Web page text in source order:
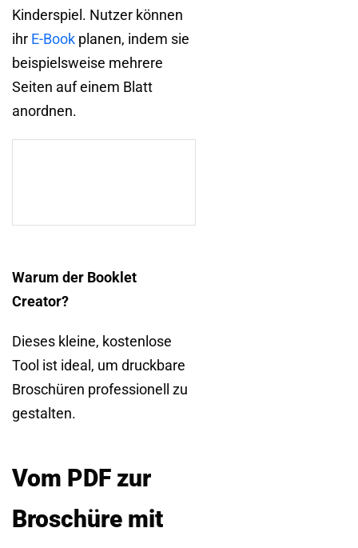
Kinderspiel. Nutzer können
ihr E-Book planen, indem sie
beispielsweise mehrere
Seiten auf einem Blatt
anordnen.
Warum der Booklet
Creator?
Dieses kleine, kostenlose
Tool ist ideal, um druckbare
Broschüren professionell zu
gestalten.
Vom PDF zur
Broschüre mit